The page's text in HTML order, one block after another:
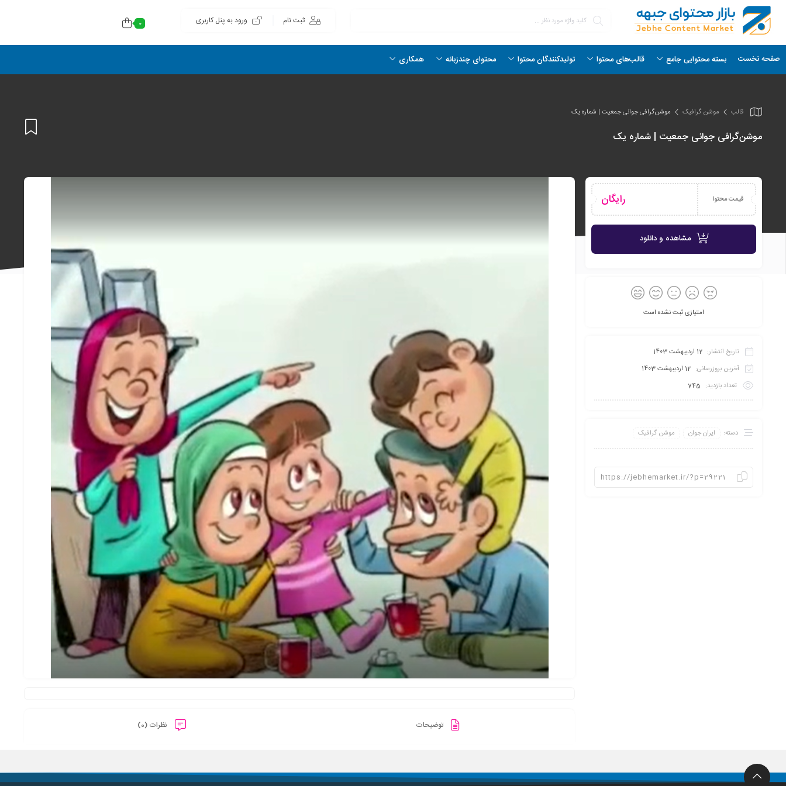
ثبت نام ورود به پنل کاربری 0
صفحه نخست بسته محتوایی جامع قالب‌های محتوا تولیدکنندگان محتوا محتوای چندزبانه همکاری
قالب موشن گرافیک موشن‌گرافی جوانی جمعیت | شماره یک
موشن‌گرافی جوانی جمعیت | شماره یک
توضیحات نظرات (0)
قیمت محتوا رایگان
مشاهده و دانلود
امتیازی ثبت نشده است
تاریخ انتشار: 12 اردیبهشت 1403
آخرین بروزرسانی: 12 اردیبهشت 1403
تعداد بازدید: 745
دسته: ایران جوان موشن گرافیک